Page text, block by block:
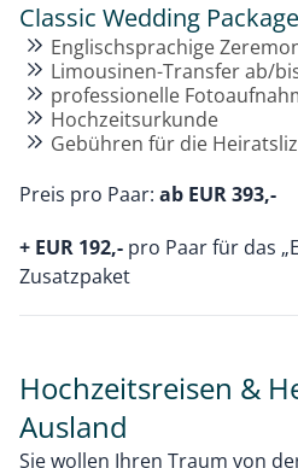
Classic Wedding Package
Englischsprachige
Limousinen-Transfer ab/
professionelle
Hochzeitsurkunde
Gebühren für die
Preis pro Paar: ab EUR 393,-
+ EUR 192,- pro Paar für das
Zusatzpaket
Hochzeitsreisen &
Ausland
Sie wollen Ihren Traum von